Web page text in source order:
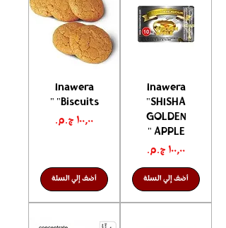
Inawera
"SHISHA
GOLDEN
APPLE "
السعر
أضف إلي السلة
Inawera
"Biscuits "
السعر
أضف إلي السلة